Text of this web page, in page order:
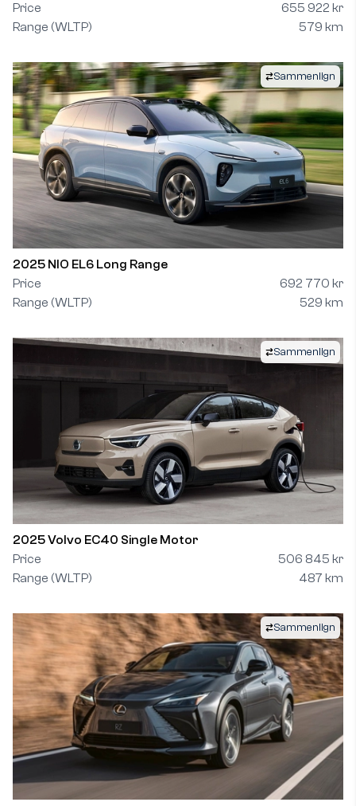
Price
655 922 kr
Range (WLTP)
579 km
Sammenlign
2025 NIO EL6 Long Range
Price
692 770 kr
Range (WLTP)
529 km
Sammenlign
2025 Volvo EC40 Single Motor
Price
506 845 kr
Range (WLTP)
487 km
Sammenlign